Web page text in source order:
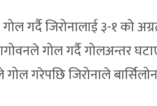
गर्दै जिरोनालाई ३-१ को
गोल गर्दै गोलअन्तर
गोल गरेपछि जिरोनाले